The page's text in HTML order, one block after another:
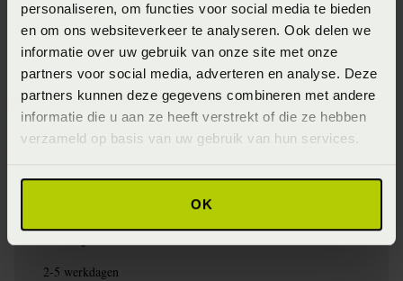
personaliseren, om functies voor social media te bieden
en om ons websiteverkeer te analyseren. Ook delen we
informatie over uw gebruik van onze site met onze
partners voor social media, adverteren en analyse. Deze
partners kunnen deze gegevens combineren met andere
informatie die u aan ze heeft verstrekt of die ze hebben
verzameld op basis van uw gebruik van hun services.
OK
Jersey
Specifiek materiaal
97% Katoen, 3% elestan
Afwerking
Elastiek rondom
Wasinstructie
2-5 werkdagen